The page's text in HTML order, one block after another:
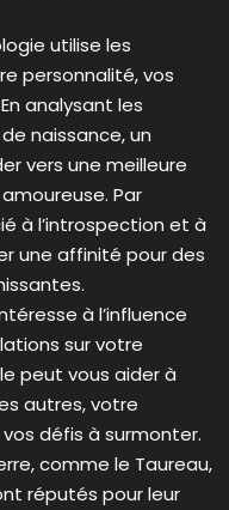
utilise les
personnalité, vos
analysant les
naissance, un
vers une meilleure
Par
à l’introspection et à
une affinité pour des
à l’influence
sur votre
peut vous aider à
autres, votre
défis à surmonter.
comme le Taureau,
réputés pour leur